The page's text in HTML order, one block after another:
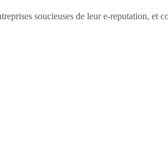
soucieuses de leur e-reputation, et